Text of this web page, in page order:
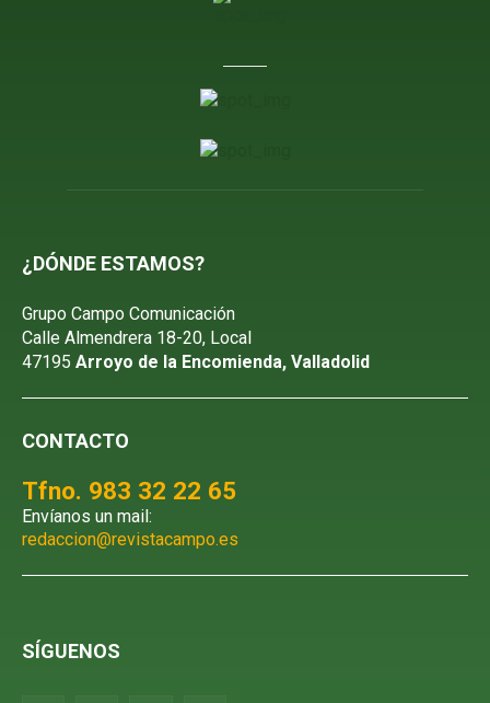
¿DÓNDE ESTAMOS?
Grupo Campo Comunicación
Calle Almendrera 18-20, Local
47195 Arroyo de la Encomienda, Valladolid
CONTACTO
Tfno. 983 32 22 65
Envíanos un mail:
redaccion@revistacampo.es
SÍGUENOS